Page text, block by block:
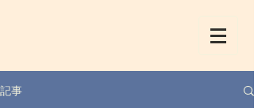
記事